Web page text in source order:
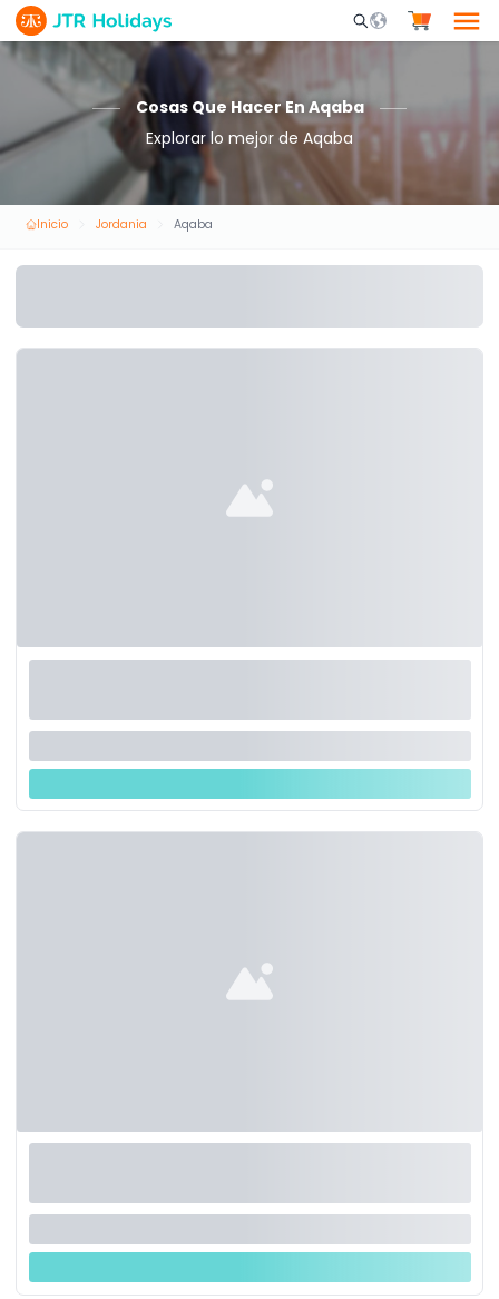
Mobile Search
Cosas Que Hacer En Aqaba
Explorar lo mejor de Aqaba
Inicio Jordania Aqaba